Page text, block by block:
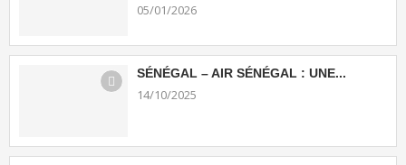
05/01/2026
SÉNÉGAL – AIR SÉNÉGAL : UNE...
14/10/2025